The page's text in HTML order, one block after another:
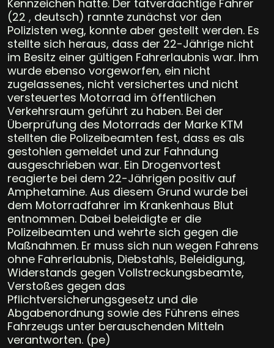
Kennzeichen hatte. Der tatverdächtige Fahrer
(22 , deutsch) rannte zunächst vor den
Polizisten weg, konnte aber gestellt werden. Es
stellte sich heraus, dass der 22-Jährige nicht
im Besitz einer gültigen Fahrerlaubnis war. Ihm
wurde ebenso vorgeworfen, ein nicht
zugelassenes, nicht versichertes und nicht
versteuertes Motorrad im öffentlichen
Verkehrsraum geführt zu haben. Bei der
Überprüfung des Motorrads der Marke KTM
stellten die Polizeibeamten fest, dass es als
gestohlen gemeldet und zur Fahndung
ausgeschrieben war. Ein Drogenvortest
reagierte bei dem 22-Jährigen positiv auf
Amphetamine. Aus diesem Grund wurde bei
dem Motorradfahrer im Krankenhaus Blut
entnommen. Dabei beleidigte er die
Polizeibeamten und wehrte sich gegen die
Maßnahmen. Er muss sich nun wegen Fahrens
ohne Fahrerlaubnis, Diebstahls, Beleidigung,
Widerstands gegen Vollstreckungsbeamte,
Verstoßes gegen das
Pflichtversicherungsgesetz und die
Abgabenordnung sowie des Führens eines
Fahrzeugs unter berauschenden Mitteln
verantworten. (pe)